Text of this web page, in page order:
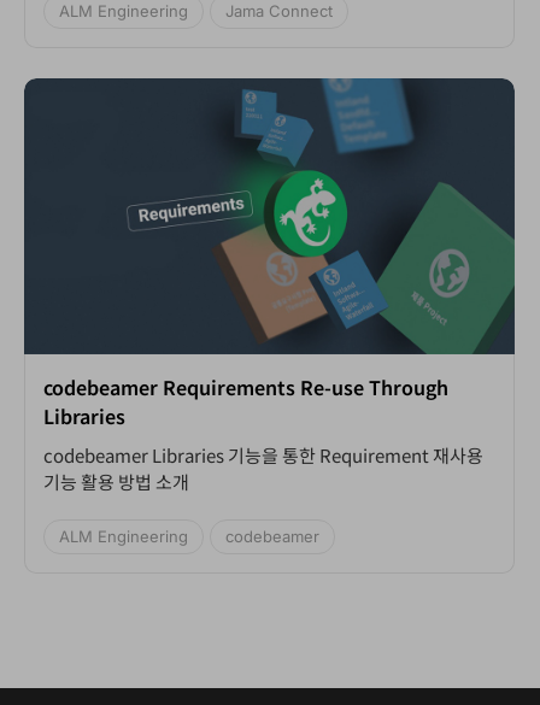
ALM Engineering Jama Connect
codebeamer Requirements Re-use Through
Libraries
codebeamer Libraries 기능을 통한 Requirement 재사용
기능 활용 방법 소개
ALM Engineering codebeamer